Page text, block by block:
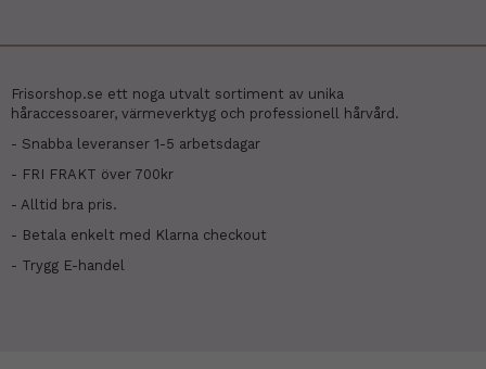
Frisorshop.se ett noga utvalt sortiment av unika
håraccessoarer, värmeverktyg och professionell hårvård.
- Snabba leveranser 1-5 arbetsdagar
- FRI FRAKT över 700kr
- Alltid bra pris.
- Betala enkelt med Klarna checkout
- Trygg E-handel